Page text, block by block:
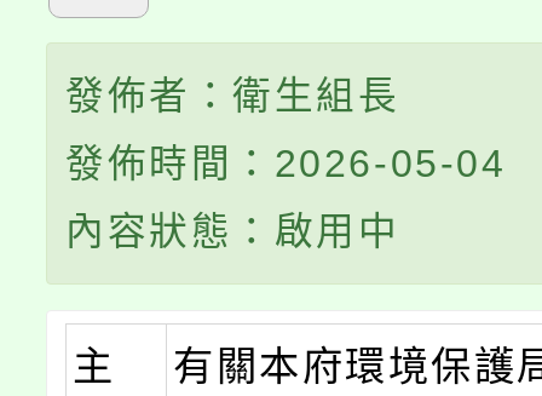
發佈者：衛生組長
發佈時間：2026-05-04
內容狀態：啟用中
主
有關本府環境保護